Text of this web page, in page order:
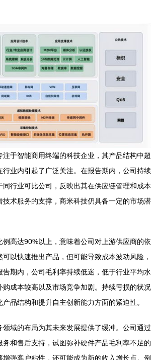
注于智能商用终端的科技企业，其产品结构中超
业内引起了广泛关注。在报告期内，公司持续
行业可比公司，反映出其在供应链管理和成本
术服务的支撑，商米科技仍具备一定的市场潜
例高达90%以上，意味着公司对上游供应商的依
以快速推出产品，但可能导致成本波动风险，
期内，公司毛利率持续低迷，低于行业平均水
成本较高以及市场竞争加剧。持续亏损的状况
品结构和提升自主创新能力方面的紧迫性。
领域的布局为其未来发展提供了缓冲。公司通过
和售后支持，试图弥补硬件产品毛利率不足的
强客户粘性，还可能成为新的收入增长点。例